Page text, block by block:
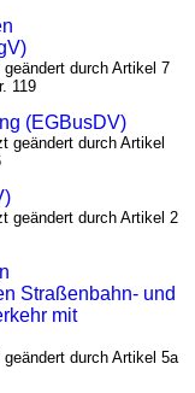
durch Artikel 7
119
(EGBusDV)
geändert durch Artikel
geändert durch Artikel 2
Straßenbahn- und
mit
durch Artikel 5a